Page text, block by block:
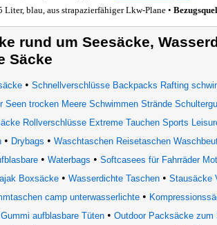
Liter, blau, aus strapazierfähiger Lkw-Plane •
rund um Seesäcke,
Säcke
• Schnellverschlüsse Backpacks Rafting
Seen trocken Meere Schwimmen Strände
Rollverschlüsse Extreme Tauchen Sports
• Drybags • Waschtaschen Reisetaschen
• Waterbags • Softcasees für Fahrräder
Boxsäcke • Wasserdichte Taschen • Stausäcke
camp unterwasserlichte •
aufblasbare Tüten• Outdoor Packsäcke zum